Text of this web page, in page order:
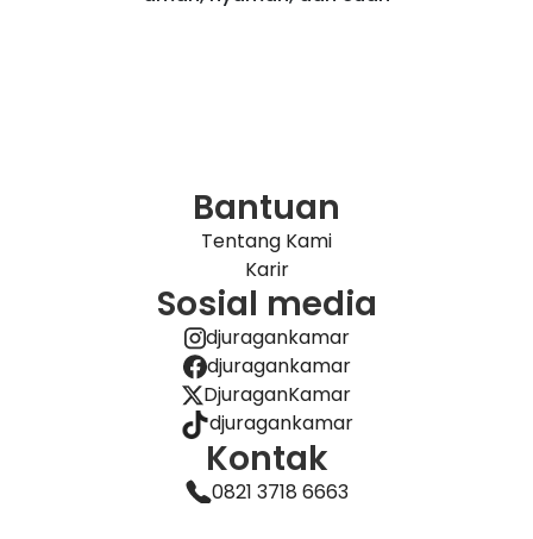
Bantuan
Tentang Kami
Karir
Sosial media
djuragankamar
djuragankamar
DjuraganKamar
djuragankamar
Kontak
0821 3718 6663